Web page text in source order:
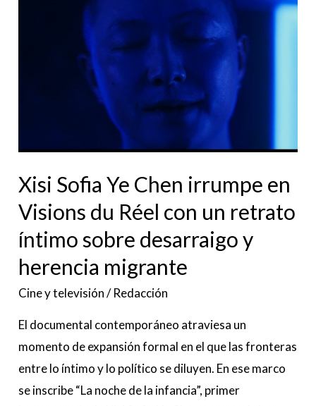
Xisi Sofia Ye Chen irrumpe en
Visions du Réel con un retrato
íntimo sobre desarraigo y
herencia migrante
Cine y televisión/Redacción
El documental contemporáneo atraviesa un
momento de expansión formal en el que las fronteras
entre lo íntimo y lo político se diluyen. En ese marco
se inscribe “La noche de la infancia”, primer
Réel
con
un
retrato
íntimo
sobre
y
herencia
migrante